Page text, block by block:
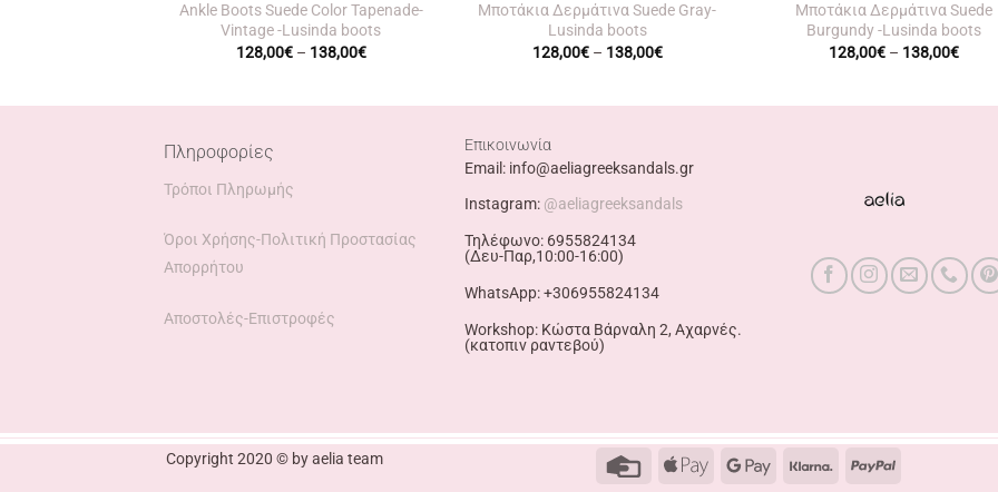
Ankle Boots Suede Color Tapenade-
Vintage -Lusinda boots
128,00€ – 138,00€Price
Μποτάκια Δερμάτινα Suede Gray-
Lusinda boots
128,00€ – 138,00€Price
Μποτάκια Δερμάτινα Suede
Burgundy -Lusinda boots
128,00€ – 138,00€Price
Πληροφορίες
Τρόποι Πληρωμής
Όροι Χρήσης-Πολιτική Προστασίας
Απορρήτου
Αποστολές-Επιστροφές
Επικοινωνία
Email: info@aeliagreeksandals.gr
Instagram: @aeliagreeksandals
Τηλέφωνο: 6955824134
(Δευ-Παρ,10:00-16:00)
WhatsApp: +306955824134
Workshop: Κώστα Βάρναλη 2, Αχαρνές.
(κατοπιν ραντεβού)
Copyright 2020 © by aelia team
Credit
Apple
Google Klarna PayPal